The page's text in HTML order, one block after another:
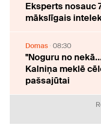
Eksperts nosauc
mākslīgais
Domas 08:30
"Noguru no
Kalniņa meklē
pašsajūtai